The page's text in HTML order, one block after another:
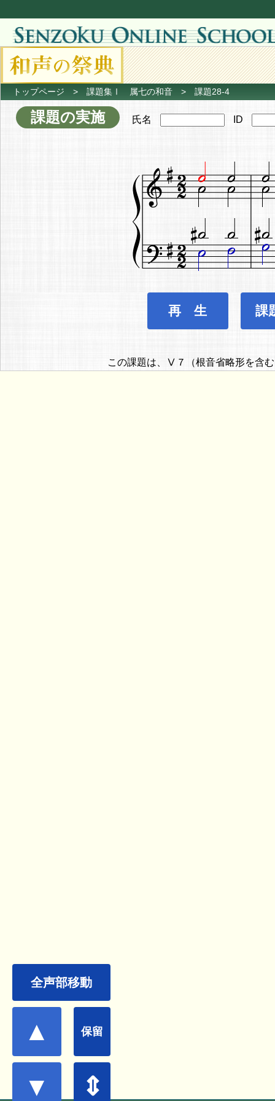
⇕
保留
全声部移動
▲
▼
トップページ > 課題集Ⅰ 属七の和音 > 課題28-4
課題の実施 氏名 ID
再 生 課
この課題は、Ⅴ７（根音省略形を含